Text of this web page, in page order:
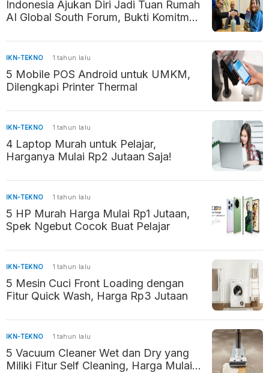
Indonesia Ajukan Diri Jadi Tuan Rumah
AI Global South Forum, Bukti Komitmen
IKN-TEKNO 1 tahun lalu
5 Mobile POS Android untuk UMKM,
Dilengkapi Printer Thermal
IKN-TEKNO 1 tahun lalu
4 Laptop Murah untuk Pelajar,
Harganya Mulai Rp2 Jutaan Saja!
IKN-TEKNO 1 tahun lalu
5 HP Murah Harga Mulai Rp1 Jutaan,
Spek Ngebut Cocok Buat Pelajar
IKN-TEKNO 1 tahun lalu
5 Mesin Cuci Front Loading dengan
Fitur Quick Wash, Harga Rp3 Jutaan
IKN-TEKNO 1 tahun lalu
5 Vacuum Cleaner Wet dan Dry yang
Miliki Fitur Self Cleaning, Harga Mulai